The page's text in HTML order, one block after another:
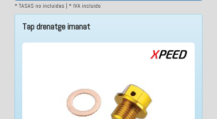
* TASAS no incluidas | * IVA incluido
Tap drenatge imanat